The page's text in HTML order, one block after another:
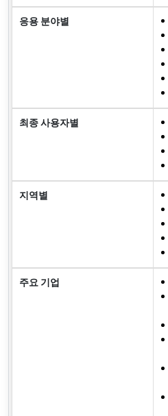
응용 분야별
최종 사용자별
지역별
주요 기업